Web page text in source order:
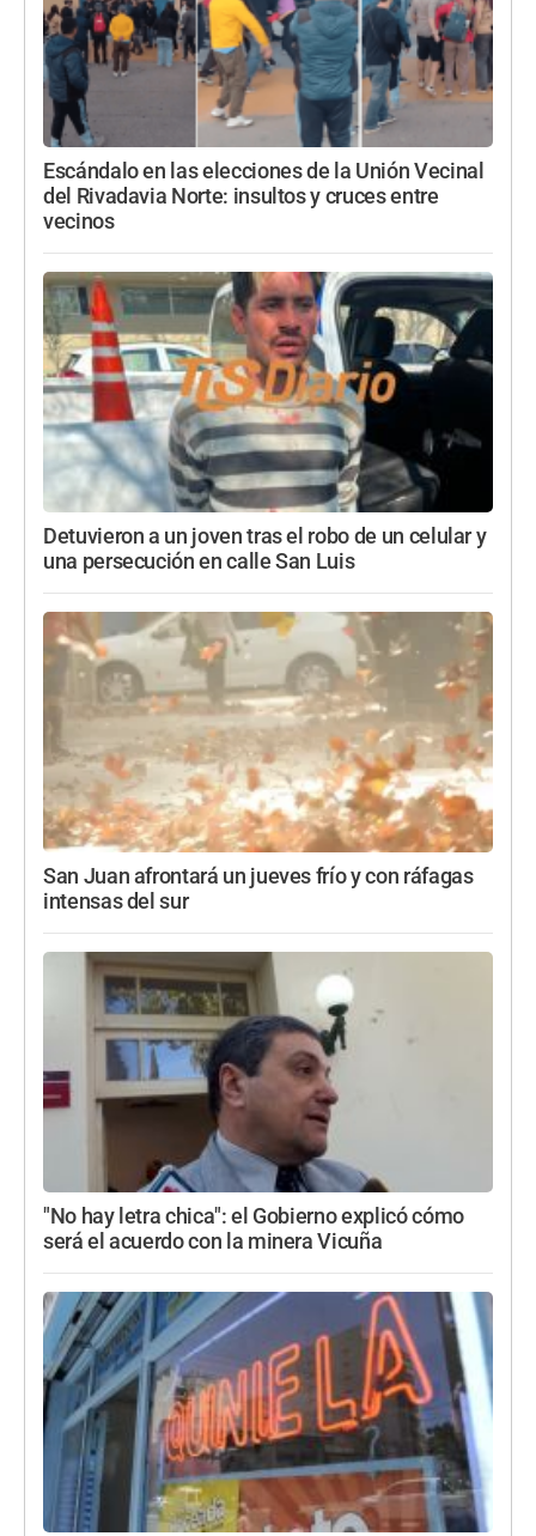
Escándalo en las elecciones de la Unión Vecinal
del Rivadavia Norte: insultos y cruces entre
vecinos
Detuvieron a un joven tras el robo de un celular y
una persecución en calle San Luis
San Juan afrontará un jueves frío y con ráfagas
intensas del sur
"No hay letra chica": el Gobierno explicó cómo
será el acuerdo con la minera Vicuña